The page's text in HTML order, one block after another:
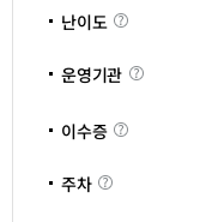
난이도 난
이
운영기관
이수증 이
수
주차 주
차